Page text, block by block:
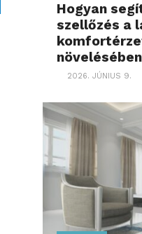
Hogyan
szellőzés a
2026. JÚNIUS 9.